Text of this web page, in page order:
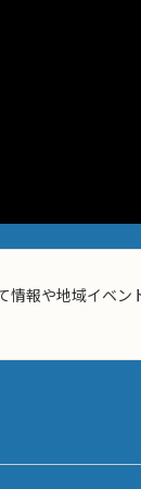
報や地域イベン